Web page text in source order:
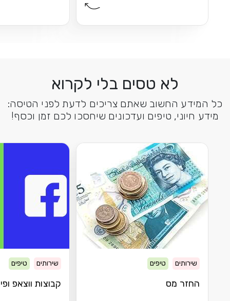
לא טסים בלי לקרוא
כל המידע החשוב שאתם צריכים לדעת לפני הטיסה:
מידע חיוני, טיפים ועדכונים שיחסכו לכם זמן וכסף!
שירותים טיפים
החזר מס
שירותים טיפים
קבוצות ווצאפ